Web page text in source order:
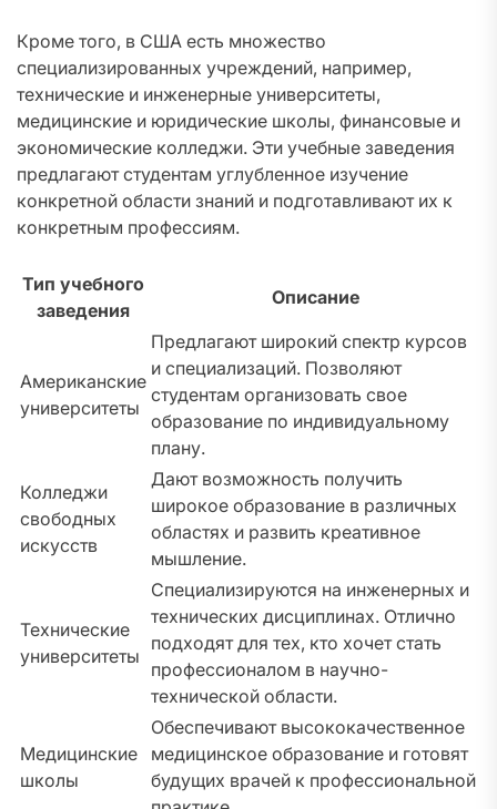
Кроме того, в США есть множество
специализированных учреждений, например,
технические и инженерные университеты,
медицинские и юридические школы, финансовые и
экономические колледжи. Эти учебные заведения
предлагают студентам углубленное изучение
конкретной области знаний и подготавливают их к
конкретным профессиям.
Тип учебного
заведения
Описание
Американские
университеты
Предлагают широкий спектр курсов
и специализаций. Позволяют
студентам организовать свое
образование по индивидуальному
плану.
Колледжи
свободных
искусств
Дают возможность получить
широкое образование в различных
областях и развить креативное
мышление.
Технические
университеты
Специализируются на инженерных и
технических дисциплинах. Отлично
подходят для тех, кто хочет стать
профессионалом в научно-
технической области.
Медицинские
школы
Обеспечивают высококачественное
медицинское образование и готовят
будущих врачей к профессиональной